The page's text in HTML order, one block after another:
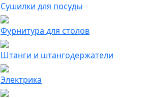
Сушилки для посуды
Фурнитура для столов
Штанги и штангодержатели
Электрика